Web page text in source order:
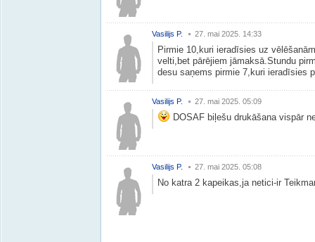
Vasilijs P. 27. mai 2025. 14:33
Pirmie 10,kuri ieradīsies uz
velti,bet pārējiem jāmaksā.Stundu
desu saņems pirmie 7,kuri ieradīsies
Vasilijs P. 27. mai 2025. 05:09
DOSAF biļešu drukāšana vispār
Vasilijs P. 27. mai 2025. 05:08
No katra 2 kapeikas,ja netici-ir